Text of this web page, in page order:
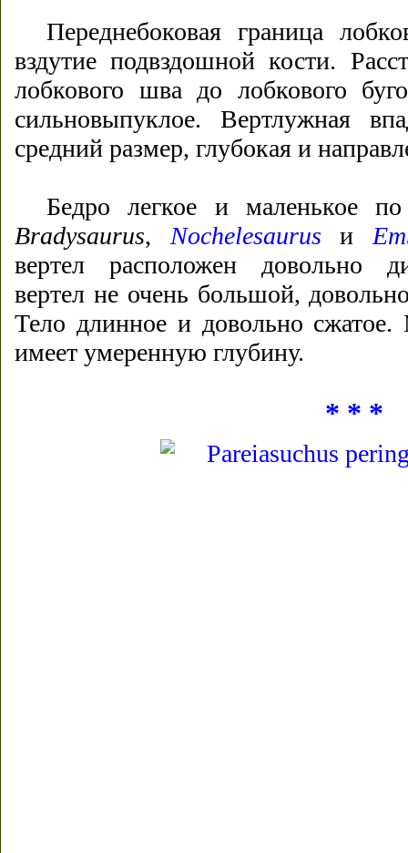
Переднебоковая граница
вздутие подвздошной кости.
лобкового шва до лобкового
сильновыпуклое. Вертлужная
средний размер, глубокая и
Бедро легкое и маленькое
Bradysaurus, Nochelesaurus и
вертел расположен довольно
вертел не очень большой,
Тело длинное и довольно сжатое.
имеет умеренную глубину.
* * *